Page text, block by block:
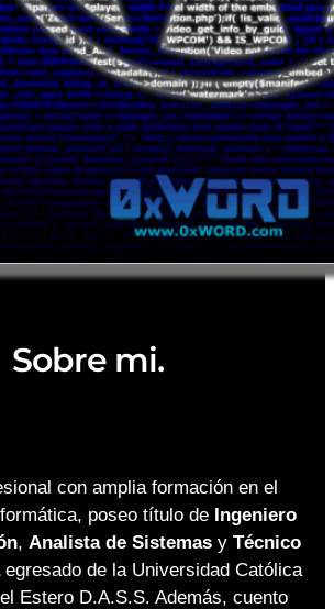
Sobre mi.
con amplia formación en el
poseo título de Ingeniero
, Analista de Sistemas y Técnico
egresado de la Universidad Católica
Estero D.A.S.S. Además, cuento